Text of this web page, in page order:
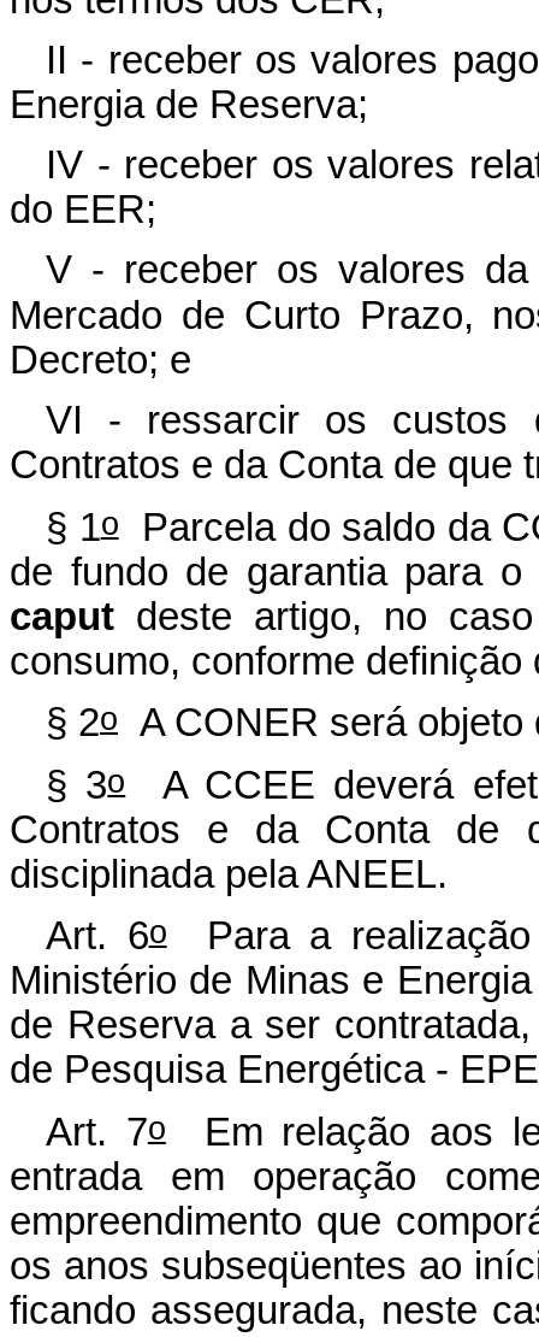
II - receber os valores
Energia de Reserva;
IV - receber os valores
do EER;
V - receber os valores
Mercado de Curto Prazo,
Decreto; e
VI - ressarcir os custos
Contratos e da Conta de que
§ 1oParcela do saldo da
de fundo de garantia para
caput deste artigo, no
consumo, conforme
§ 2o
A CONER será
§ 3oA CCEE deverá
Contratos e da Conta de
disciplinada pela ANEEL.
Art. 6oPara a realização
Ministério de Minas e
de Reserva a ser
de Pesquisa Energética -
Art. 7oEm relação aos
entrada em operação
empreendimento que
os anos subseqüentes ao
ficando assegurada, neste